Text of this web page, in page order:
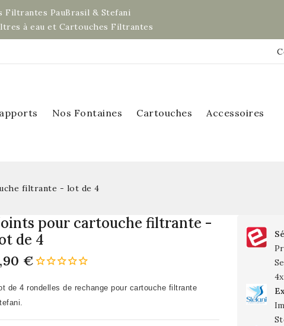
Filtrantes PauBrasil & Stefani
à eau et Cartouches Filtrantes
Nos Fontaines Cartouches Accessoires
filtrante - lot de 4
pour cartouche filtrante -
de 4
€
de 4 rondelles de rechange pour cartouche filtrante